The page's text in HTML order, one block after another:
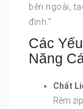
bên ngoài,
đình.”
Các
Năng
Chất
Rèm